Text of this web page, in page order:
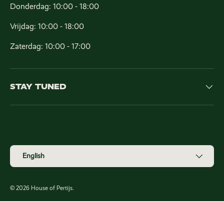
Donderdag: 10:00 - 18:00
Vrijdag: 10:00 - 18:00
Zaterdag: 10:00 - 17:00
STAY TUNED
Language
English
© 2026 House of Pertijs.